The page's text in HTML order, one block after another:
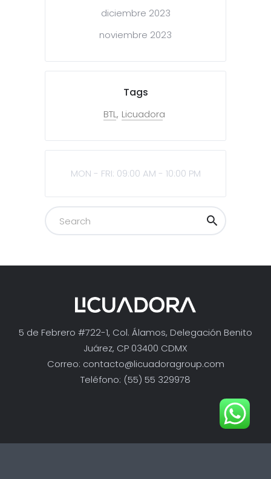
diciembre 2023
noviembre 2023
Tags
BTL Licuadora
MON - FRI: 09:00 AM - 10:00 PM
5 de Febrero #722-1, Col. Álamos, Delegación Benito
Juárez, CP 03400 CDMX
Correo: contacto@licuadoragroup.com
Teléfono: (55) 55 329978